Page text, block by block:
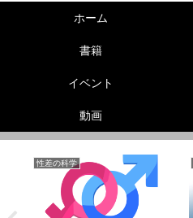
ホーム
書籍
イベント
動画
性差の科学